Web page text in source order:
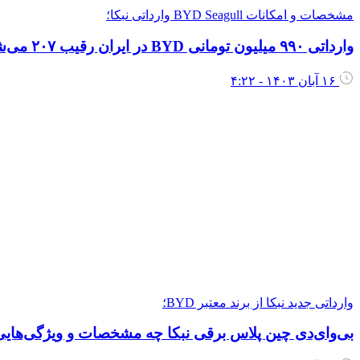
مشخصات و امکانات BYD Seagull وارداتی نبکا؛
وارداتی ۹۹۰ میلیون تومانی BYD در ایران رقیب ۲۰۷ می‌شود؟
وارداتی جدید نبکا از برند معتبر BYD؛
بی‌وای‌دی چین پلاس برقی نبکا چه مشخصات و